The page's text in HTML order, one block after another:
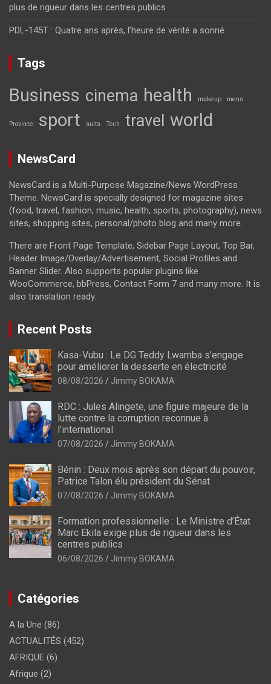
plus de rigueur dans les centres publics
PDL-145T : Quatre ans après, l’heure de vérité a sonné
Tags
Business cinema health makeup mens
Province sport suits Tech travel world
NewsCard
NewsCard is a Multi-Purpose Magazine/News WordPress
Theme. NewsCard is specially designed for magazine sites
(food, travel, fashion, music, health, sports, photography), news
sites, shopping sites, personal/photo blog and many more.
There are Front Page Template, Sidebar Page Layout, Top Bar,
Header Image/Overlay/Advertisement, Social Profiles and
Banner Slider. Also supports popular plugins like
WooCommerce, bbPress, Contact Form 7 and many more. It is
also translation ready.
Recent Posts
Kasa-Vubu : Le DG Teddy Lwamba s’engage
pour améliorer la desserte en électricité
08/08/2026 Jimmy BOKAMA
RDC : Jules Alingete, une figure majeure de la
lutte contre la corruption reconnue à
l’international
07/08/2026 Jimmy BOKAMA
Bénin : Deux mois après son départ du pouvoir,
Patrice Talon élu président du Sénat
07/08/2026 Jimmy BOKAMA
Formation professionnelle : Le Ministre d’État
Marc Ekila exige plus de rigueur dans les
centres publics
06/08/2026 Jimmy BOKAMA
Catégories
A la Une (86)
ACTUALITÉS (452)
AFRIQUE (6)
Afrique (2)